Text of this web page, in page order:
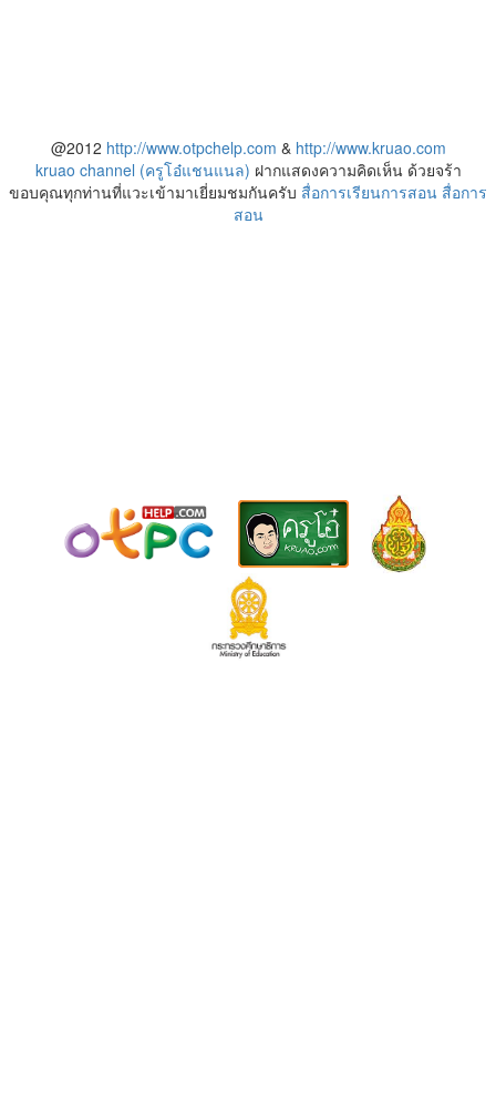
@2012 http://www.otpchelp.com & http://www.kruao.com
kruao channel (ครูโอ๋แชนแนล) ฝากแสดงความคิดเห็น ด้วยจร้า
ขอบคุณทุกท่านที่แวะเข้ามาเยี่ยมชมกันครับ สื่อการเรียนการสอน สื่อการ
สอน